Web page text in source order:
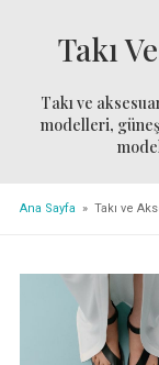
Takı
Takı ve
modelleri,
Ana Sayfa » Takı ve